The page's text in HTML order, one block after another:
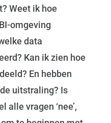
Weet ik hoe
omgeving
data
Kan ik zien hoe
En hebben
uitstraling? Is
alle vragen ‘nee’,